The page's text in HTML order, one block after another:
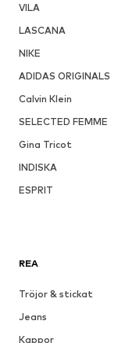
VILA
LASCANA
NIKE
ADIDAS ORIGINALS
Calvin Klein
SELECTED FEMME
Gina Tricot
INDISKA
ESPRIT
REA
Tröjor & stickat
Jeans
Kappor